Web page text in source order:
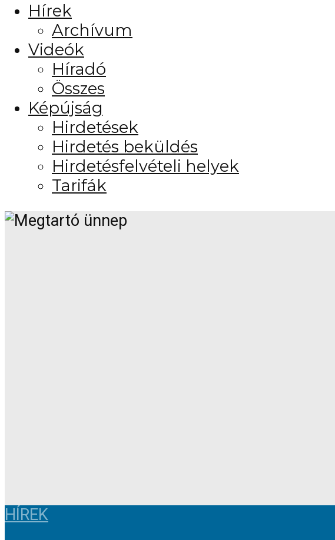
Hírek
Archívum
Videók
Híradó
Összes
Képújság
Hirdetések
Hirdetés beküldés
Hirdetésfelvételi helyek
Tarifák
HÍREK